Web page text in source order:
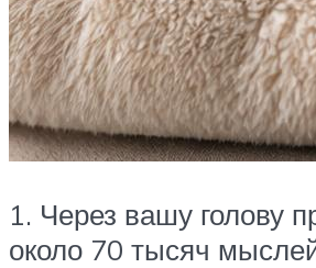
1. Через вашу голову
около 70 тысяч